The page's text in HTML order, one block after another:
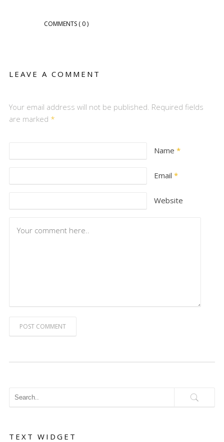
COMMENTS ( 0 )
LEAVE A COMMENT
Your email address will not be published. Required fields
are marked *
Name *
Email *
Website
POST COMMENT
TEXT WIDGET